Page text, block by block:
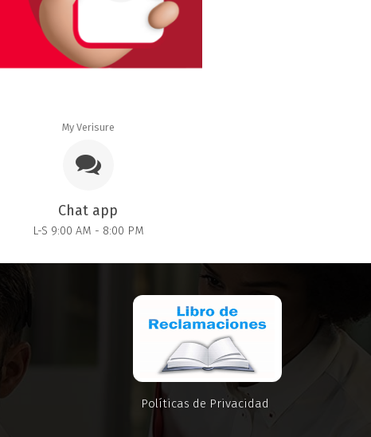
My Verisure
Chat app
L-S 9:00 AM - 8:00 PM
Políticas de Privacidad